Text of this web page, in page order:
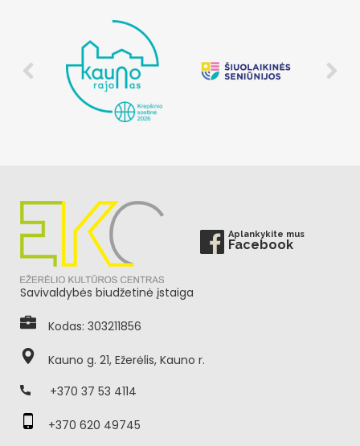
Aplankykite mus
Facebook
Savivaldybės biudžetinė įstaiga
Kodas: 303211856
Kauno g. 21, Ežerėlis, Kauno r.
+370 37 53 4114
+370 620 49745